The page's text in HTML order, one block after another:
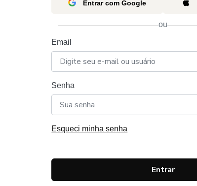
Entrar com Google
ou
Email
Senha
Esqueci minha senha
Entrar